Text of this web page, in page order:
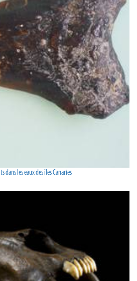
dans les eaux des îles Canaries